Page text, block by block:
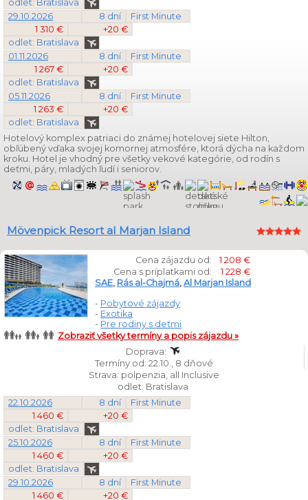
odlet: Bratislava
29.10.2026
8 dní
First Minute
1 310 €
+20 €
odlet: Bratislava
01.11.2026
8 dní
First Minute
1 267 €
+20 €
odlet: Bratislava
05.11.2026
8 dní
First Minute
1 263 €
+20 €
odlet: Bratislava
Hotelový komplex patriaci do známej hotelovej siete Hilton,
obľúbený vďaka svojej komornej atmosfére, ktorá dýcha na každom
kroku. Hotel je vhodný pre všetky vekové kategórie, od rodín s
deťmi, páry, mladých ľudí i seniorov.
Mövenpick Resort al Marjan Island
Cena zájazdu od:
1 208 €
Cena s príplatkami od:
1 228 €
SAE, Rás al-Chajmá, Al Marjan Island
- Pobytové zájazdy
- Exotika
- Pre rodiny s deťmi
Zobraziť všetky termíny a popis zájazdu »
Doprava:
Termíny od: 22.10., 8 dňové
Strava: polpenzia, all Inclusive
odlet: Bratislava
22.10.2026
8 dní
First Minute
1 460 €
+20 €
odlet: Bratislava
25.10.2026
8 dní
First Minute
1 460 €
+20 €
odlet: Bratislava
29.10.2026
8 dní
First Minute
1 460 €
+20 €